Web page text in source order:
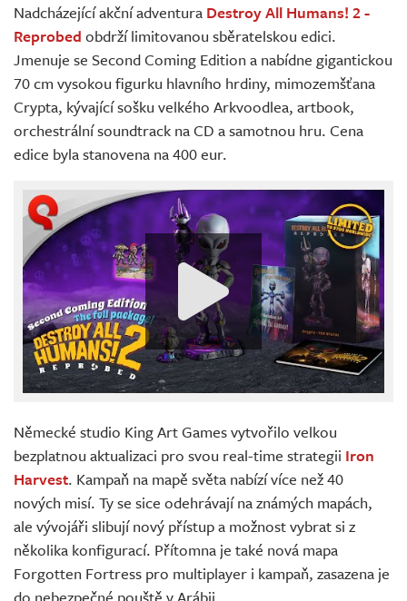
Nadcházející akční adventura Destroy All Humans! 2 -
Reprobed obdrží limitovanou sběratelskou edici.
Jmenuje se Second Coming Edition a nabídne gigantickou
70 cm vysokou figurku hlavního hrdiny, mimozemšťana
Crypta, kývající sošku velkého Arkvoodlea, artbook,
orchestrální soundtrack na CD a samotnou hru. Cena
edice byla stanovena na 400 eur.
Německé studio King Art Games vytvořilo velkou
bezplatnou aktualizaci pro svou real-time strategii Iron
Harvest. Kampaň na mapě světa nabízí více než 40
nových misí. Ty se sice odehrávají na známých mapách,
ale vývojáři slibují nový přístup a možnost vybrat si z
několika konfigurací. Přítomna je také nová mapa
Forgotten Fortress pro multiplayer i kampaň, zasazena je